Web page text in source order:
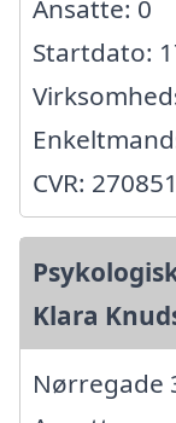
Ansatte: 0
Startdato:
CVR:
Klara
Nørregade